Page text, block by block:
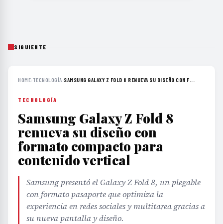
SIGUIENTE
HOME› TECNOLOGÍA›SAMSUNG GALAXY Z FOLD 8 RENUEVA SU DISEÑO CON F...
TECNOLOGÍA
Samsung Galaxy Z Fold 8
renueva su diseño con
formato compacto para
contenido vertical
Samsung presentó el Galaxy Z Fold 8, un plegable
con formato pasaporte que optimiza la
experiencia en redes sociales y multitarea gracias a
su nueva pantalla y diseño.